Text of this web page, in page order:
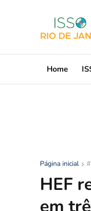
Home
Página inicial
HEF
em